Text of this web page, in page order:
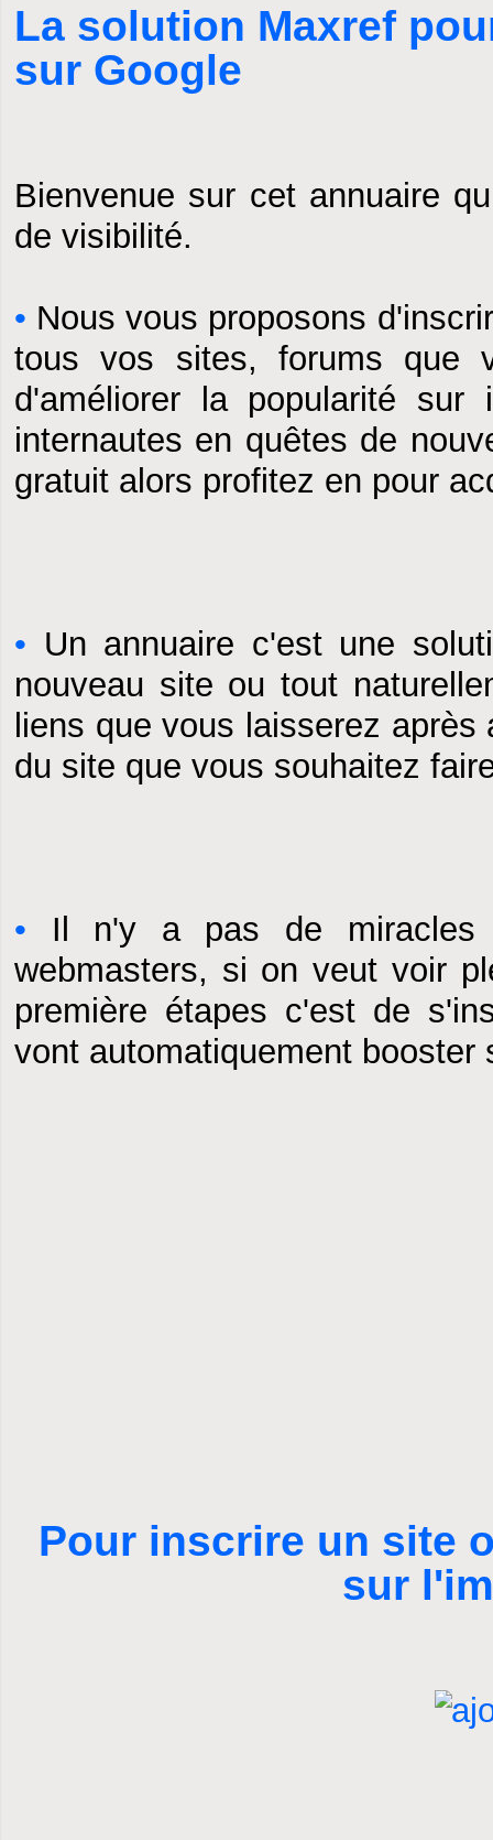
La solution Maxref
sur Google
Bienvenue sur cet annuaire
de visibilité.
• Nous vous proposons
tous vos sites, forums que
d'améliorer la popularité sur
internautes en quêtes de
gratuit alors profitez en pour
• Un annuaire c'est une
nouveau site ou tout
liens que vous laisserez
du site que vous souhaitez
• Il n'y a pas de miracles
webmasters, si on veut voir
première étapes c'est de
vont automatiquement booster
Pour inscrire un site
sur